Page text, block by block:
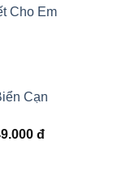
Cho Em
Cạn
đ